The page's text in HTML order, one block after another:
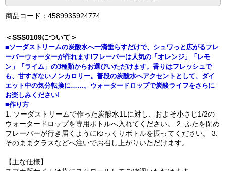
商品コード：4589935924774
＜SSS0109について＞
■ソーダストリームの炭酸水へ一滴垂らすだけで、シュワっと広がるフレ
ーバーウォーターが作れます!フレーバーは人気の「オレンジ」「レモ
ン」「ライム」の3種類からお選びいただけます。香りはフレッシュで
も、甘すぎないノンカロリー。普段の炭酸水へアクセントとして、ダイ
エット中の気分転換に……。ウォータードロップで炭酸ライフをさらに
お楽しみください!
■作り方
1. ソーダストリームで作った炭酸水1Lに対し、およそ小さじ1/2の
ウォータードロップを専用ボトルへ入れてください。 2. ふたを閉め
フレーバーが行き届くようにゆっくりボトルを振ってください。 3.
そのままグラスなどへ注いでお召し上がりいただけます。
【主な仕様】